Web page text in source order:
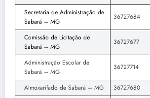
Secretaria de Administração de
Sabará – MG
36727684
Comissão de Licitação de
Sabará – MG
36727677
Administração Escolar de
Sabará – MG
36727714
Almoxarifado de Sabará – MG
36727680